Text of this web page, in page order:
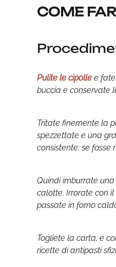
COME
Pulite le cipolle e
buccia e conservate
Tritate finemente la
spezzettate e una
consistente: se fosse
Quindi imburrate
calotte. Irrorate con il
passate in forno
Togliete la carta, e
ricette di antipasti